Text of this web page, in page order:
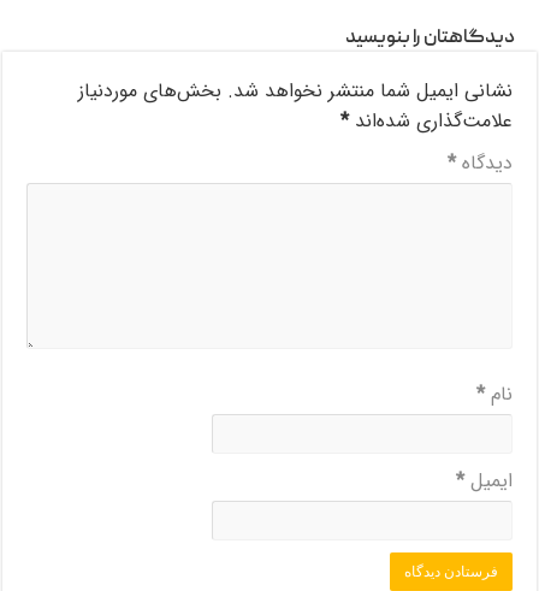
دیدگاهتان را بنویسید
نشانی ایمیل شما منتشر نخواهد شد. بخش‌های موردنیاز
علامت‌گذاری شده‌اند*
دیدگاه*
نام*
ایمیل*